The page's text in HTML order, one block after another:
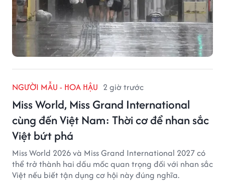
NGƯỜI MẪU - HOA HẬU 2 giờ trước
Miss World, Miss Grand International
cùng đến Việt Nam: Thời cơ để nhan sắc
Việt bứt phá
Miss World 2026 và Miss Grand International 2027 có
thể trở thành hai dấu mốc quan trọng đối với nhan sắc
Việt nếu biết tận dụng cơ hội này đúng nghĩa.